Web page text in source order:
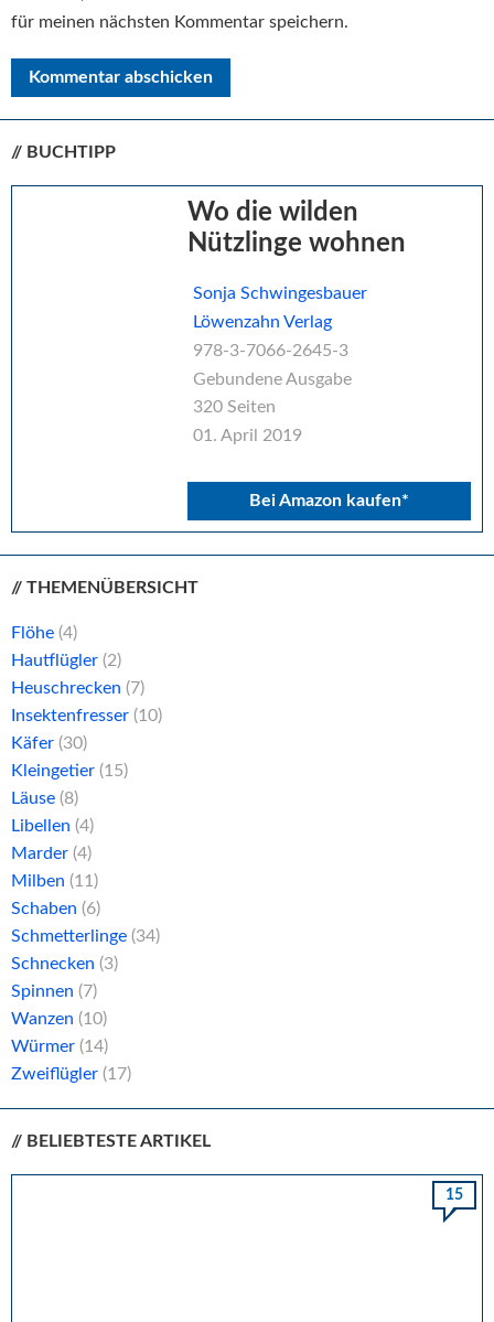
für meinen nächsten Kommentar speichern.
Seitenspalte
// BUCHTIPP
Wo die wilden
Nützlinge wohnen
Sonja Schwingesbauer
Löwenzahn Verlag
978-3-7066-2645-3
Gebundene Ausgabe
320 Seiten
01. April 2019
Bei Amazon kaufen*
// THEMENÜBERSICHT
Flöhe (4)
Hautflügler (2)
Heuschrecken (7)
Insektenfresser (10)
Käfer (30)
Kleingetier (15)
Läuse (8)
Libellen (4)
Marder (4)
Milben (11)
Schaben (6)
Schmetterlinge (34)
Schnecken (3)
Spinnen (7)
Wanzen (10)
Würmer (14)
Zweiflügler (17)
// BELIEBTESTE ARTIKEL
15